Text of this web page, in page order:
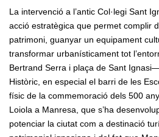
La intervenció a l’antic Col·legi Sant
acció estratègica que permet complir
patrimoni, guanyar un equipament
transformar urbanísticament tot
Bertrand Serra i plaça de Sant
Històric, en especial el barri de les
físic de la commemoració dels 500
Loiola a Manresa, que s’ha
potenciar la ciutat com a destinació